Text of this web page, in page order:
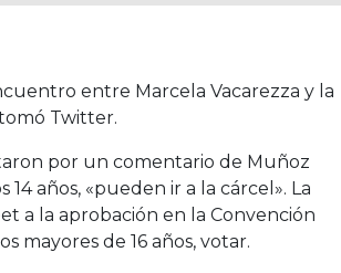
entre Marcela Vacarezza y la
Twitter.
por un comentario de Muñoz
años, «pueden ir a la cárcel». La
a la aprobación en la Convención
mayores de 16 años, votar.